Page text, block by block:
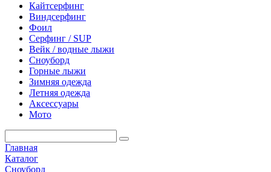
Кайтсерфинг
Виндсерфинг
Фоил
Серфинг / SUP
Вейк / водные лыжи
Сноуборд
Горные лыжи
Зимняя одежда
Летняя одежда
Аксессуары
Мото
Главная
Каталог
Сноуборд